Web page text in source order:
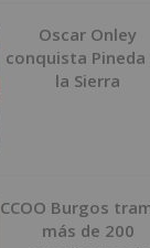
Oscar Onley
conquista Pineda
la Sierra
CCOO Burgos
más de 200